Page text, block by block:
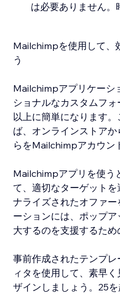
は必要ありません。
Mailchimpを使用して、
う
Mailchimpアプリケーシ
ショナルなカスタムフ
以上に簡単になります
ば、オンラインストア
らをMailchimpアカウン
Mailchimpアプリを使う
て、適切なターゲット
ナライズされたオファ
ーションには、ポップ
大するのを支援するため
事前作成されたテンプ
ィタを使用して、素早
ザインしましょう。25